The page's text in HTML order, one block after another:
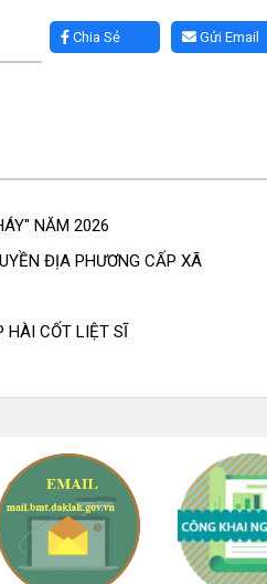
Gửi Email
Chia Sẻ
NĂM 2026
ĐỊA PHƯƠNG CẤP XÃ
HÀI CỐT LIỆT SĨ